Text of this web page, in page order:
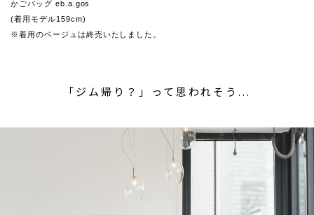
かごバッグ eb.a.gos
(着用モデル159cm)
※着用のベージュは終売いたしました。
「ジム帰り？」って思われそう...